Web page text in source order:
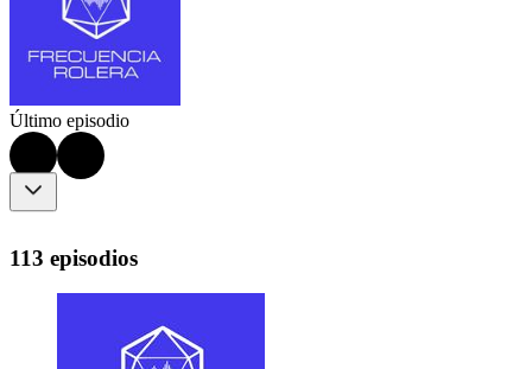
Último episodio
113 episodios